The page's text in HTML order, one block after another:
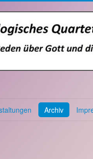
Archiv